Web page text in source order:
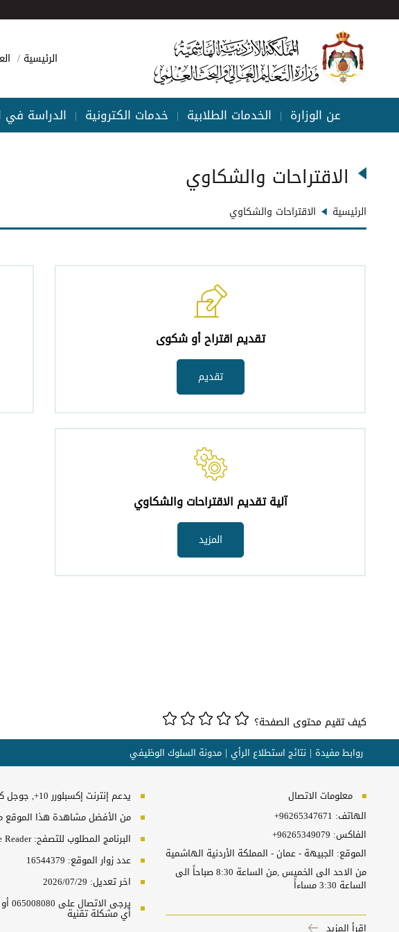
الرئيسية
عن الوزارة | الخدمات الطلابية | خدمات الكترونية | الدراسة في
الاقتراحات والشكاوي
الرئيسية الاقتراحات والشكاوي
تقديم اقتراح أو شكوى
تقديم
آلية تقديم الاقتراحات والشكاوي
المزيد
كيف تقيم محتوى الصفحة؟
روابط مفيدة نتائج استطلاع الرأي مدونة السلوك الوظيفي
معلومات الاتصال
الهاتف: +96265347671
الفاكس: +96265349079
الموقع: الجبيهة - عمان - المملكة الأردنية الهاشمية
من الاحد الى الخميس ,من الساعة 8:30 صباحاً الى
الساعة 3:30 مساءاً
اقرأ المزيد
يدعم إنترنت إكسبلورر 10+, جوجل كروم, فايرفوكس, سفاري
من الأفضل مشاهدة هذا الموقع من
البرنامج المطلوب للتصفح: Adobe Reader
عدد زوار الموقع: 16544379
اخر تعديل: 2026/07/29
أي مشكلة تقنية